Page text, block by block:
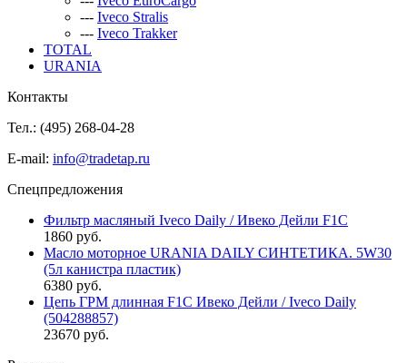
--- Iveco Stralis
--- Iveco Trakker
TOTAL
URANIA
Контакты
Тел.: (495) 268-04-28
E-mail: info@tradetap.ru
Спецпредложения
Фильтр масляный Iveco Daily / Ивеко Дейли F1C
1860 руб.
Масло моторное URANIA DAILY СИНТЕТИКА. 5W30
(5л канистра пластик)
6380 руб.
Цепь ГРМ длинная F1C Ивеко Дейли / Iveco Daily
(504288857)
23670 руб.